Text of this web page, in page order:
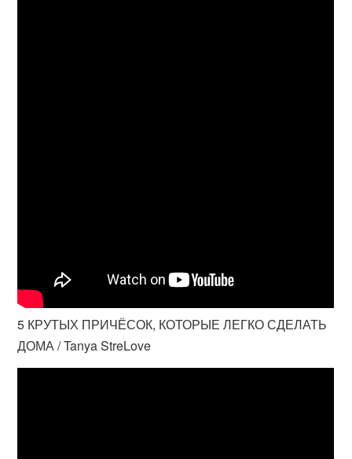
5 КРУТЫХ ПРИЧЁСОК, КОТОРЫЕ ЛЕГКО СДЕЛАТЬ
ДОМА / Tanya StreLove